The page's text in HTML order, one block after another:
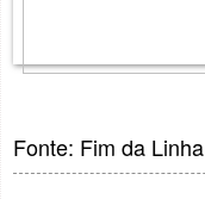
Fonte: Fim da Linha